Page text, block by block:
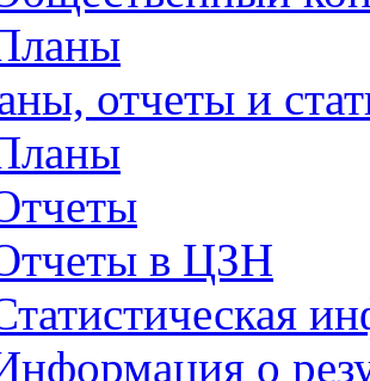
отчеты и
в ЦЗН
о